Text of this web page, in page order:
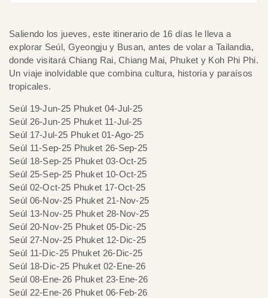
Saliendo los jueves, este itinerario de 16 días le lleva a
explorar Seúl, Gyeongju y Busan, antes de volar a Tailandia,
donde visitará Chiang Rai, Chiang Mai, Phuket y Koh Phi Phi.
Un viaje inolvidable que combina cultura, historia y paraísos
tropicales.
Seúl 19-Jun-25 Phuket 04-Jul-25
Seúl 26-Jun-25 Phuket 11-Jul-25
Seúl 17-Jul-25 Phuket 01-Ago-25
Seúl 11-Sep-25 Phuket 26-Sep-25
Seúl 18-Sep-25 Phuket 03-Oct-25
Seúl 25-Sep-25 Phuket 10-Oct-25
Seúl 02-Oct-25 Phuket 17-Oct-25
Seúl 06-Nov-25 Phuket 21-Nov-25
Seúl 13-Nov-25 Phuket 28-Nov-25
Seúl 20-Nov-25 Phuket 05-Dic-25
Seúl 27-Nov-25 Phuket 12-Dic-25
Seúl 11-Dic-25 Phuket 26-Dic-25
Seúl 18-Dic-25 Phuket 02-Ene-26
Seúl 08-Ene-26 Phuket 23-Ene-26
Seúl 22-Ene-26 Phuket 06-Feb-26